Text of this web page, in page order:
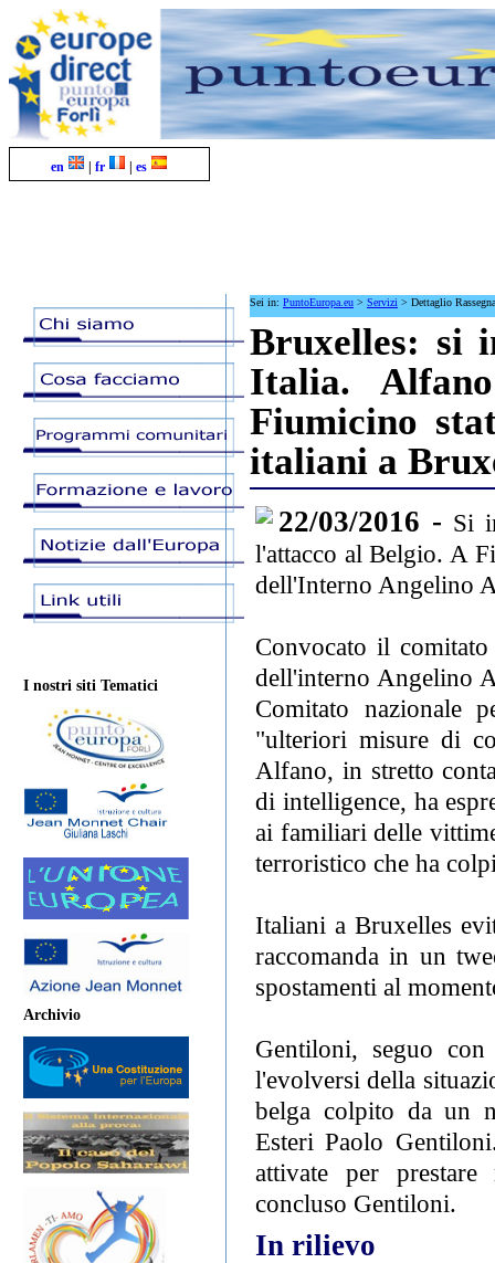
en | fr | es
I nostri siti Tematici
Archivio
Sei in: PuntoEuropa.eu > Servizi > Dettaglio
Bruxelles: si
Italia.
Fiumicino
italiani a
22/03/2016 - Si
l'attacco al Belgio. A
dell'Interno Angelino
Convocato il
dell'interno Angelino
Comitato nazionale
"ulteriori misure di
Alfano, in stretto
di intelligence, ha
ai familiari delle
terroristico che ha
Italiani a Bruxelles
raccomanda in un
spostamenti al
Gentiloni, seguo
l'evolversi della
belga colpito da un
Esteri Paolo
attivate per prestare
concluso Gentiloni.
In rilievo